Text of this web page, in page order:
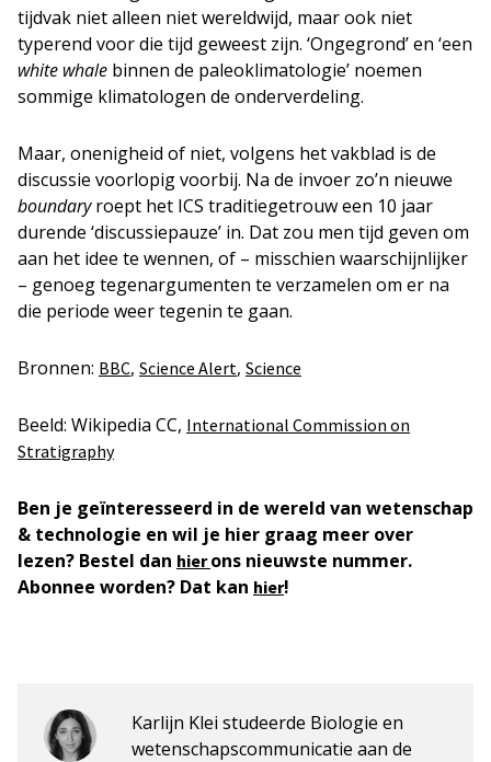
tijdvak niet alleen niet wereldwijd, maar ook niet
typerend voor die tijd geweest zijn. ‘Ongegrond’ en ‘een
white whale binnen de paleoklimatologie’ noemen
sommige klimatologen de onderverdeling.
Maar, onenigheid of niet, volgens het vakblad is de
discussie voorlopig voorbij. Na de invoer zo’n nieuwe
boundaryroept het ICS traditiegetrouw een 10 jaar
durende ‘discussiepauze’ in. Dat zou men tijd geven om
aan het idee te wennen, of – misschien waarschijnlijker
– genoeg tegenargumenten te verzamelen om er na
die periode weer tegenin te gaan.
Bronnen: BBC, Science Alert, Science
Beeld: Wikipedia CC, International Commission on
Stratigraphy
Ben je geïnteresseerd in de wereld van wetenschap
& technologie en wil je hier graag meer over
lezen? Bestel dan hierons nieuwste nummer.
Abonnee worden? Dat kan hier!
Karlijn Klei studeerde Biologie en
wetenschapscommunicatie aan de